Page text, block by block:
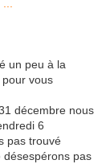
un peu à la
vous
décembre nous
6
pas trouvé
désespérons pas